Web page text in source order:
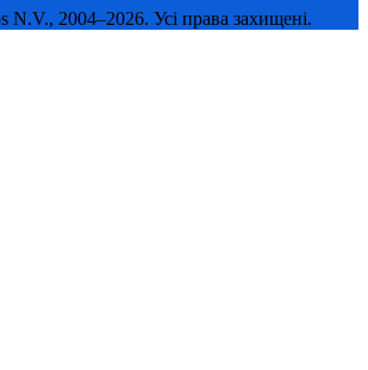
2004–2026. Усі права захищені.